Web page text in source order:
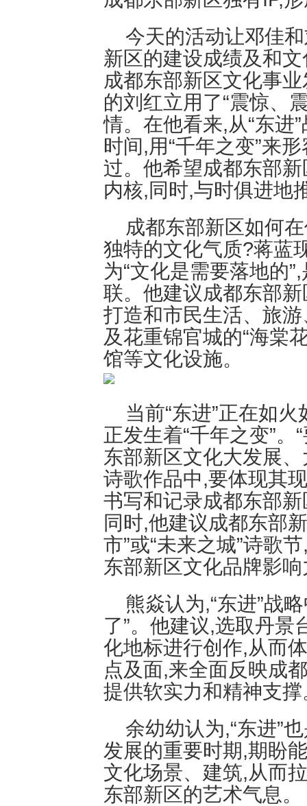
今天的活动让邓佳
新区的建设成绩及和
成都东部新区文化事
的刘红立用了“震惊、
情。在他看来,从“东进
时间,用“千年之变”来
过。他希望成都东部
内核,同时,与时俱进地
成都东部新区如何
独特的文化气质?蒋蓝
为“文化是需要落地的
联。他建议成都东部
打造和市民生活、旅
及花重锦官城的“海棠
馆等文化设施。
当前“东进”正在如
正发生着“千年之变”
东部新区文化大发展
诗歌作品中,要体现其
书写和记录成都东部
同时,他建议成都东部
市”或“未来之城”诗歌
东部新区文化品牌影
熊焱认为,“东进”战
了”。他建议,选取丹景
化地标进行创作,从而
点及面,来全面反映成
提供软实力和精神支撑
余幼幼认为,“东进”
发展的重要时期,期盼
文化场景、建筑,从而
东部新区的艺术气息。